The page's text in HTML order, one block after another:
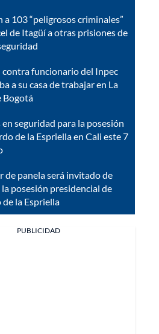
a 103 “peligrosos criminales”
de Itagüí a otras prisiones de
contra funcionario del Inpec
a su casa de trabajar en La
Bogotá
en seguridad para la posesión
de la Espriella en Cali este 7
de panela será invitado de
posesión presidencial de
la Espriella
PUBLICIDAD